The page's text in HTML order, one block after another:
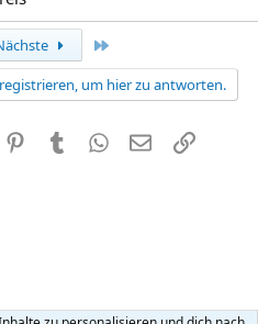
um hier zu antworten.
PinterestTumblr WhatsApp
E-MailLink